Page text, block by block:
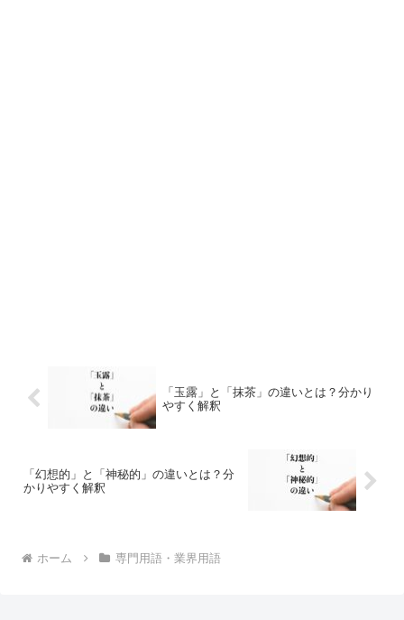
「玉露」と「抹茶」の違いとは？分かり
やすく解釈
「幻想的」と「神秘的」の違いとは？分
かりやすく解釈
ホーム 専門用語・業界用語